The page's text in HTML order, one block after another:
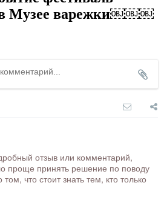
в Музее варежки￼￼￼
отзыв или комментарий,
проще принять решение по поводу
что стоит знать тем, кто только